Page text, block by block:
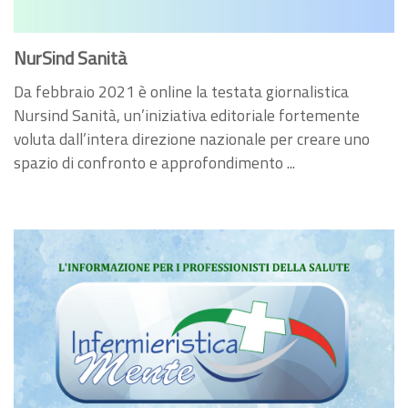
NurSind Sanità
Da febbraio 2021 è online la testata giornalistica
Nursind Sanità, un’iniziativa editoriale fortemente
voluta dall’intera direzione nazionale per creare uno
spazio di confronto e approfondimento ...